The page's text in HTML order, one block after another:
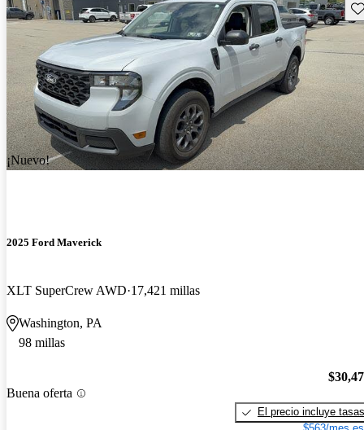
¡Nuevo!
2025 Ford Maverick
XLT SuperCrew AWD 17,421 millas
Washington, PA
98 millas
Buena oferta
El precio incluye tasas